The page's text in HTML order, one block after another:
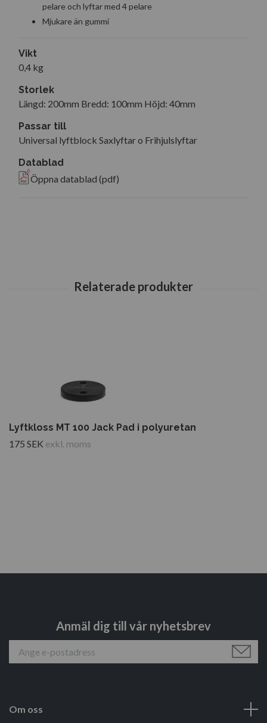
pelare och lyftar med 4 pelare
Mjukare än gummi
Vikt
0,4 kg
Storlek
Längd: 200mm Bredd: 100mm Höjd: 40mm
Passar till
Universal lyftblock Saxlyftar o Frihjulslyftar
Datablad
Öppna datablad (pdf)
Lyftkloss MT 100 Jack Pad i polyuretan
175 SEK exkl. moms
Anmäl dig till vår nyhetsbrev
Om oss